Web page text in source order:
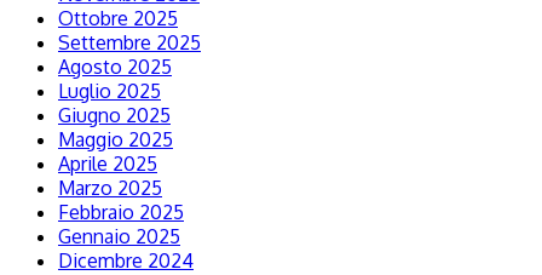
Ottobre 2025
Settembre 2025
Agosto 2025
Luglio 2025
Giugno 2025
Maggio 2025
Aprile 2025
Marzo 2025
Febbraio 2025
Gennaio 2025
Dicembre 2024